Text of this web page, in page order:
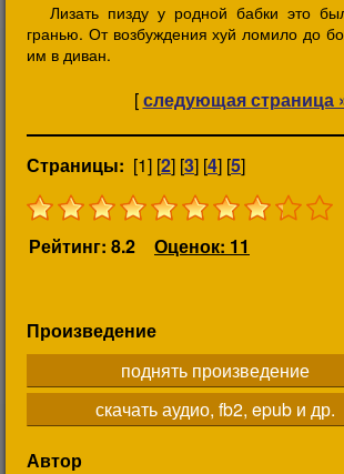
Лизать пизду у родной бабки это
гранью. От возбуждения хуй ломило до
им в диван.
[следующая страница
Страницы: [1] [2] [3] [4] [5]
Рейтинг: 8.2 Оценок: 11
Произведение
поднять произведение
скачать аудио, fb2, epub и др.
Автор